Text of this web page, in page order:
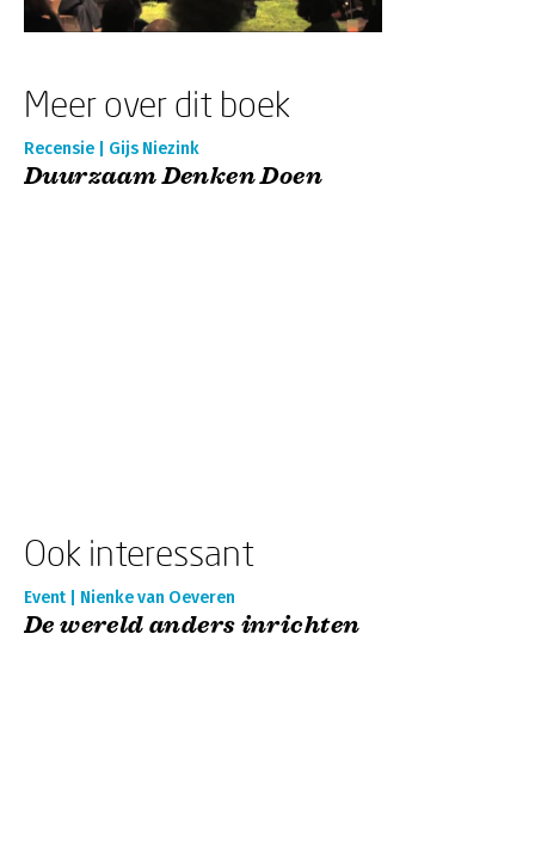
Meer over dit boek
Recensie | Gijs Niezink
Duurzaam Denken Doen
Ook interessant
Event | Nienke van Oeveren
De wereld anders inrichten